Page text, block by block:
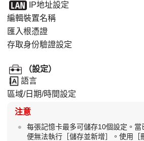
IP地址設定
編輯裝置名稱
匯入根憑證
存取身份驗證設定
（設定）
語言
區域/日期/時間設定
注意
每張記憶卡最多可儲存10個設定。當
便無法執行［儲存並新增​​］ 。使用 ［